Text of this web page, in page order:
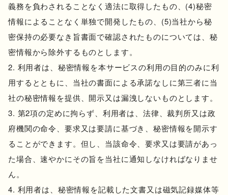
義務を負わされることなく適法に取得したもの、(4)秘密
情報によることなく単独で開発したもの、(5)当社から秘
密保持の必要なき旨書面で確認されたものについては、秘
密情報から除外するものとします。
利用者は、秘密情報を本サービスの利用の目的のみに利
用するとともに、当社の書面による承諾なしに第三者に当
社の秘密情報を提供、開示又は漏洩しないものとします。
第2項の定めに拘らず、利用者は、法律、裁判所又は政
府機関の命令、要求又は要請に基づき、秘密情報を開示す
ることができます。但し、当該命令、要求又は要請があっ
た場合、速やかにその旨を当社に通知しなければなりませ
ん。
利用者は、秘密情報を記載した文書又は磁気記録媒体等